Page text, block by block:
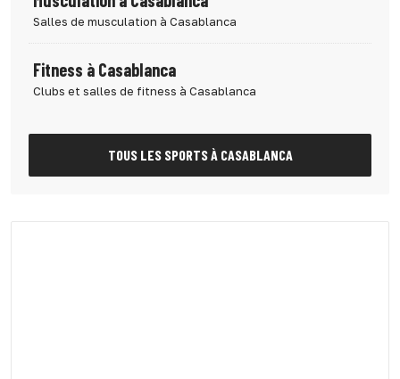
Salles de musculation à Casablanca
Fitness à Casablanca
Clubs et salles de fitness à Casablanca
TOUS LES SPORTS À CASABLANCA